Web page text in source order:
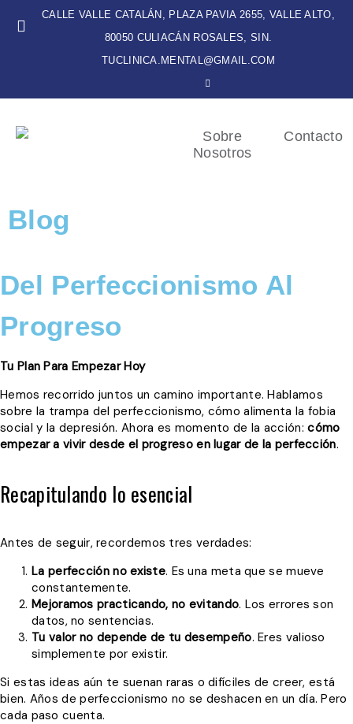
CALLE VALLE CATALÁN, PLAZA PAVIA 2655, VALLE ALTO,
80050 CULIACÁN ROSALES, SIN.
TUCLINICA.MENTAL@GMAIL.COM
Sobre
Nosotros
Contacto
Blog
Del Perfeccionismo Al
Progreso
Tu Plan Para Empezar Hoy
Hemos recorrido juntos un camino importante. Hablamos
sobre la trampa del perfeccionismo, cómo alimenta la fobia
social y la depresión. Ahora es momento de la acción:cómo
empezar a vivir desde el progreso en lugar de la perfección.
Recapitulando lo esencial
Antes de seguir, recordemos tres verdades:
La perfección no existe. Es una meta que se mueve
constantemente.
Mejoramos practicando, no evitando. Los errores son
datos, no sentencias.
Tu valor no depende de tu desempeño. Eres valioso
simplemente por existir.
Si estas ideas aún te suenan raras o difíciles de creer, está
bien. Años de perfeccionismo no se deshacen en un día. Pero
cada paso cuenta.